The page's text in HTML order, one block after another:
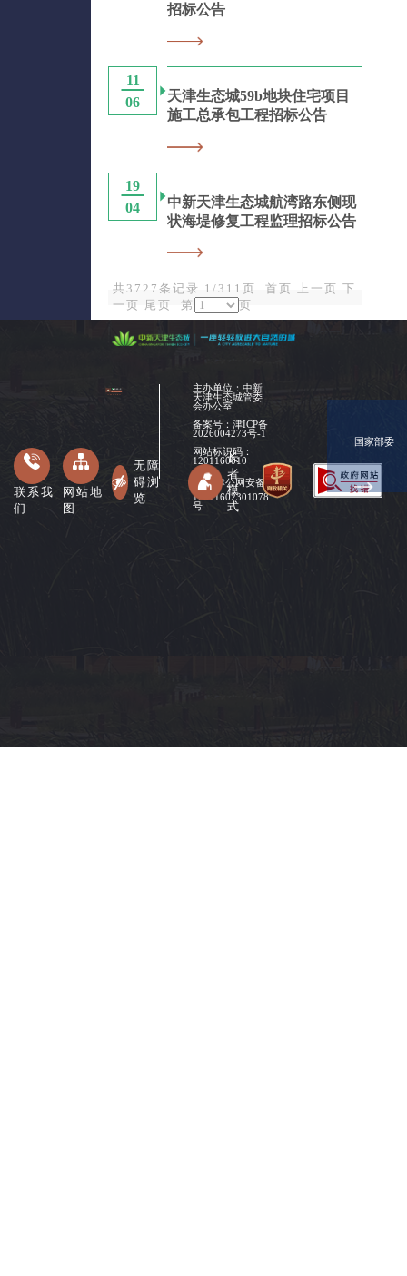
招标公告
11
06
天津生态城59b地块住宅项目
施工总承包工程招标公告
19
04
中新天津生态城航湾路东侧现
状海堤修复工程监理招标公告
共3727条记录 1/311页首页 上一页
下
一页
尾页 第 页
主办单位：中新
天津生态城管委
会办公室
备案号： 津ICP备
2026004273号-1
网站标识码：
1201160010
津公网安备
12011602301078
号
联系我
们
网站地
图
无障
碍浏
览
长
者
模
式
国家部委